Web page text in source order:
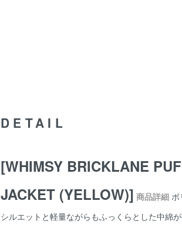
DETAIL
[WHIMSY BRICKLANE
JACKET (YELLOW)] 商品詳細 ボ
シルエットと軽量ながらもふっくらとした中綿